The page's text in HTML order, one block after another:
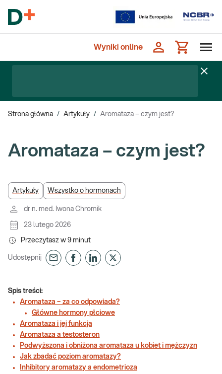
Wyniki online
Strona główna / Artykuły / Aromataza – czym jest?
Aromataza – czym jest?
Artykuły Wszystko o hormonach
dr n. med. Iwona Chromik
23 lutego 2026
Przeczytasz w 9 minut
Udostępnij
Spis treści:
Aromataza – za co odpowiada?
Główne hormony płciowe
Aromataza i jej funkcja
Aromataza a testosteron
Podwyższona i obniżona aromataza u kobiet i mężczyzn
Jak zbadać poziom aromatazy?
Inhibitory aromatazy a endometrioza